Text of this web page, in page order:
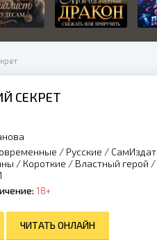
СЕКРЕТ
/ Русские / СамИздат
/ Короткие / Властный герой /
18+
ЧИТАТЬ ОНЛАЙН